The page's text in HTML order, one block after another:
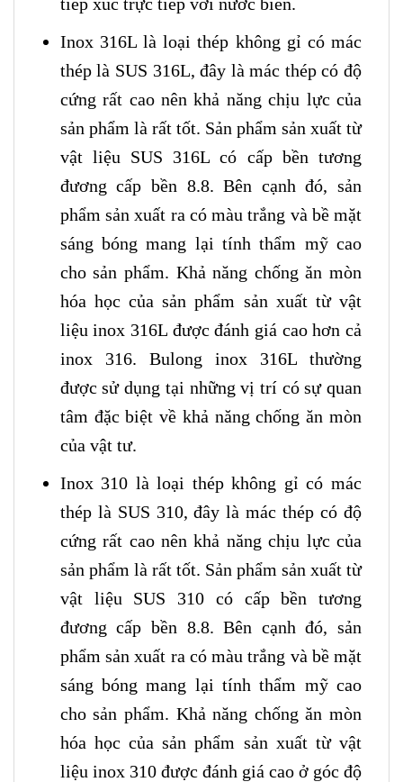
Inox 316L là loại thép không gỉ có mác
thép là SUS 316L, đây là mác thép có độ
cứng rất cao nên khả năng chịu lực của
sản phẩm là rất tốt. Sản phẩm sản xuất từ
vật liệu SUS 316L có cấp bền tương
đương cấp bền 8.8. Bên cạnh đó, sản
phẩm sản xuất ra có màu trắng và bề mặt
sáng bóng mang lại tính thẩm mỹ cao
cho sản phẩm. Khả năng chống ăn mòn
hóa học của sản phẩm sản xuất từ vật
liệu inox 316L được đánh giá cao hơn cả
inox 316. Bulong inox 316L thường
được sử dụng tại những vị trí có sự quan
tâm đặc biệt về khả năng chống ăn mòn
của vật tư.
Inox 310 là loại thép không gỉ có mác
thép là SUS 310, đây là mác thép có độ
cứng rất cao nên khả năng chịu lực của
sản phẩm là rất tốt. Sản phẩm sản xuất từ
vật liệu SUS 310 có cấp bền tương
đương cấp bền 8.8. Bên cạnh đó, sản
phẩm sản xuất ra có màu trắng và bề mặt
sáng bóng mang lại tính thẩm mỹ cao
cho sản phẩm. Khả năng chống ăn mòn
hóa học của sản phẩm sản xuất từ vật
liệu inox 310 được đánh giá cao ở góc độ